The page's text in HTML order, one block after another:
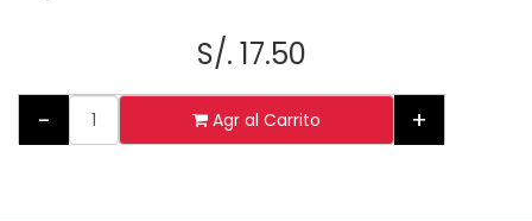
S/. 17.50
- Agr al Carrito +